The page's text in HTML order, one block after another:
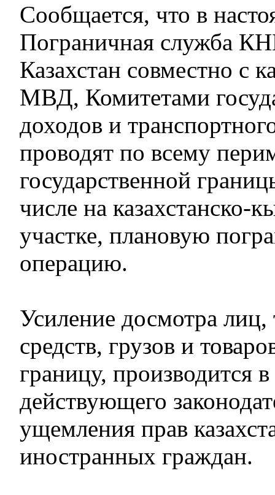
Сообщается, что в
Пограничная служба
Казахстан совместно с
МВД, Комитетами
доходов и
проводят по всему
государственной
числе на казахстанско-
участке, плановую
операцию.
Усиление досмотра
средств, грузов и
границу, производится
действующего
ущемления прав
иностранных граждан.